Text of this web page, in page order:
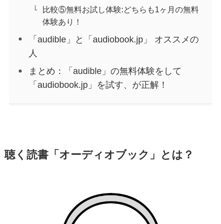
比較⑤無料お試し体験:どちらも1ヶ月の無料
体験あり！
「audible」と「audiobook.jp」 オススメの
人
まとめ：「audible」の無料体験をして
「audiobook.jp」を試す、が正解！
聴く読書「オーディオブック」とは？